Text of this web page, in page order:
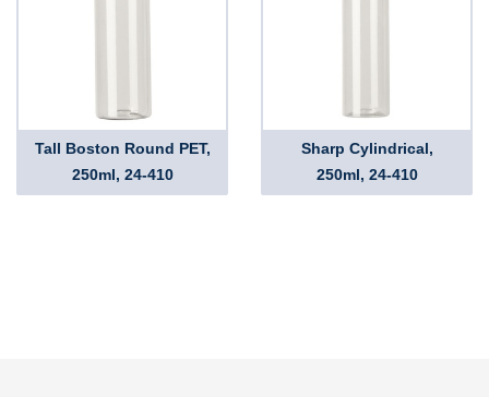
Tall Boston Round PET,
250ml, 24-410
Sharp Cylindrical,
250ml, 24-410